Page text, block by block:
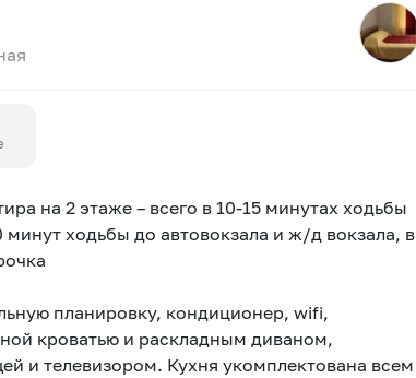
на 2 этаже – всего в 10-15 минутах ходьбы
ходьбы до автовокзала и ж/д вокзала, в
планировку, кондиционер, wifi,
кроватью и раскладным диваном,
и телевизором. Кухня укомплектована всем